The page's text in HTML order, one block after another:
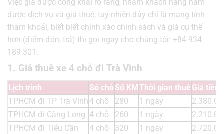
Việc giá được công khai rõ ràng, nhằm khách hàng nắm
được dịch vụ và giá thuê, tuy nhiên đây chỉ là mang tính
tham khoải, biết biết chính xác chính sách và giá cụ thể
hơn (điểm đón, trả) thì gọi ngay cho chúng tôi: +84 934
189 301.
1. Giá thuê xe 4 chỗ đi Trà Vinh
Lịch trình Số chỗ Số KMThời gian thuê Giá tiền
TPHCM đi TP Trà Vinh4 chỗ 280 1 ngày
TPHCM đi Càng Long 4 chỗ 260 1 ngày
TPHCM đi Tiểu Cần
4 chỗ 320 1 ngày